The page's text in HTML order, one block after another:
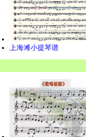
上海滩小提琴谱